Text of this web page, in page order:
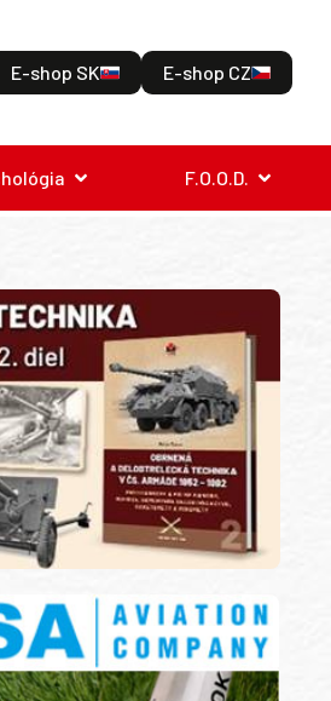
E-shop SK E-shop CZ
F.O.O.D.